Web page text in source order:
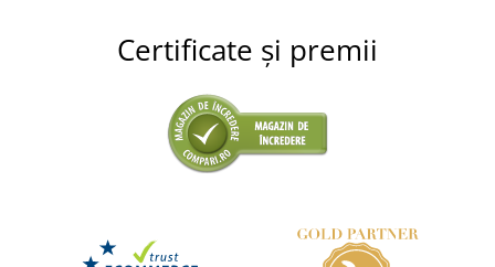
Certificate și premii